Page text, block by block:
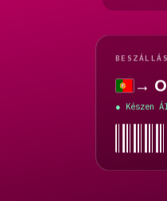
→
● Készen